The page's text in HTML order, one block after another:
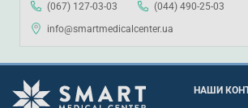
(067) 127-03-03
(044) 490-25-03
info@smartmedicalcenter.ua
НАШИ